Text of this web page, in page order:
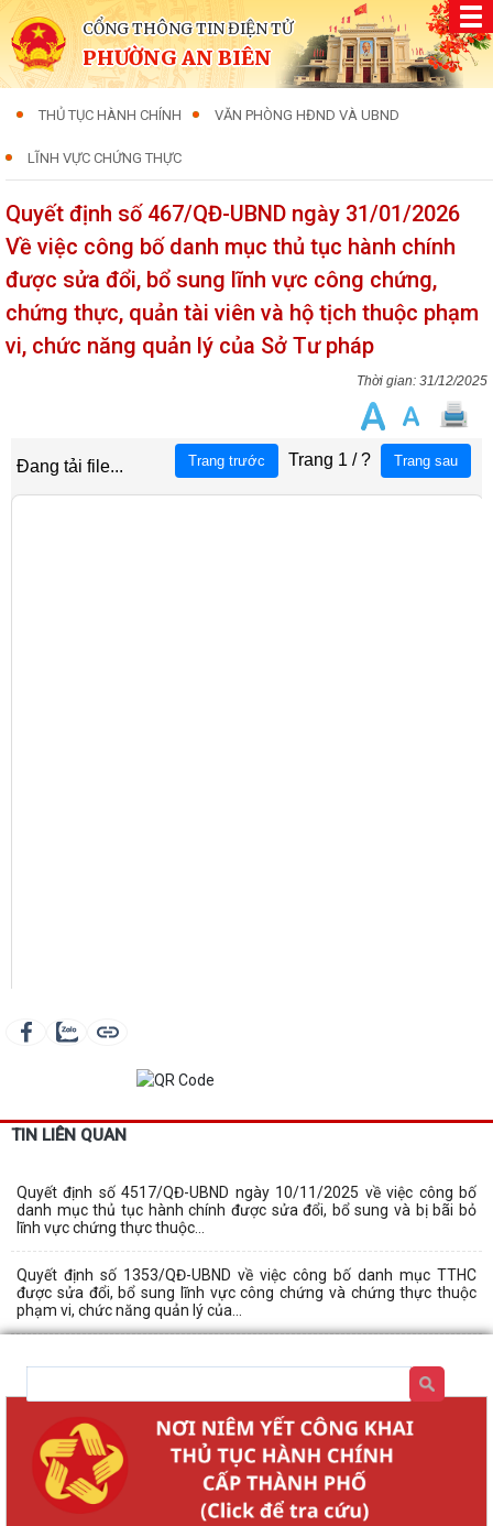
CỔNG THÔNG TIN ĐIỆN TỬ
PHƯỜNG AN BIÊN
THỦ TỤC HÀNH CHÍNH VĂN PHÒNG HĐND VÀ UBND
LĨNH VỰC CHỨNG THỰC
Quyết định số 467/QĐ-UBND ngày 31/01/2026
Về việc công bố danh mục thủ tục hành chính
được sửa đổi, bổ sung lĩnh vực công chứng,
chứng thực, quản tài viên và hộ tịch thuộc phạm
vi, chức năng quản lý của Sở Tư pháp
31/12/2025
TIN LIÊN QUAN
Quyết định số 4517/QĐ-UBND ngày 10/11/2025 về việc công bố
danh mục thủ tục hành chính được sửa đổi, bổ sung và bị bãi bỏ
lĩnh vực chứng thực thuộc...
Quyết định số 1353/QĐ-UBND về việc công bố danh mục TTHC
được sửa đổi, bổ sung lĩnh vực công chứng và chứng thực thuộc
phạm vi, chức năng quản lý của...